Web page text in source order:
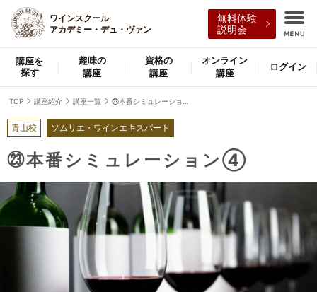
ワインスクール
アカデミー・デュ・ヴァン
無料体験
説明会
講座を
探す
趣味の
講座
資格の
講座
オンライン
講座
ログイン
TOP 講座紹介 講座一覧
青山校 ソムリエ・ワインエキスパート
㉓本番シミュレーション④